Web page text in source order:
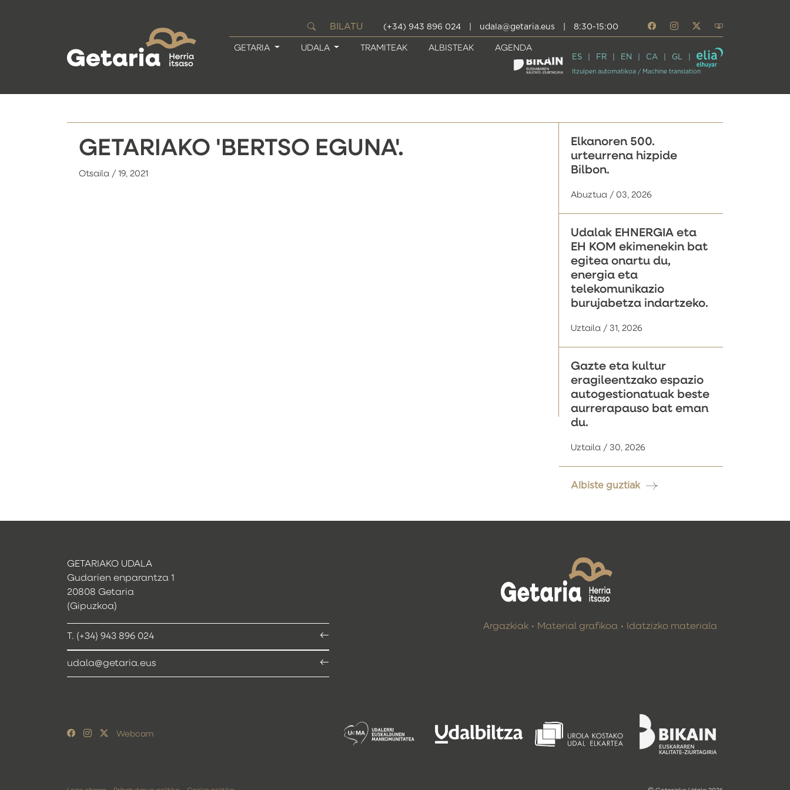
BILATU (+34) 943 896 024 udala@getaria.eus 8:30-15:00
GETARIA UDALA TRAMITEAK ALBISTEAK AGENDA
ES FR EN CA GL
Itzulpen automatikoa / Machine translation
GETARIAKO 'BERTSO EGUNA'.
Otsaila / 19, 2021
Elkanoren 500.
urteurrena hizpide
Bilbon.
Abuztua / 03, 2026
Udalak EHNERGIA eta
EH KOM ekimenekin bat
egitea onartu du,
energia eta
telekomunikazio
burujabetza indartzeko.
Uztaila / 31, 2026
Gazte eta kultur
eragileentzako espazio
autogestionatuak beste
aurrerapauso bat eman
du.
Uztaila / 30, 2026
Albiste guztiak
GETARIAKO UDALA
Gudarien enparantza 1
20808 Getaria
(Gipuzkoa)
T. (+34) 943 896 024
udala@getaria.eus
Argazkiak Material grafikoa Idatzizko materiala
Webcam